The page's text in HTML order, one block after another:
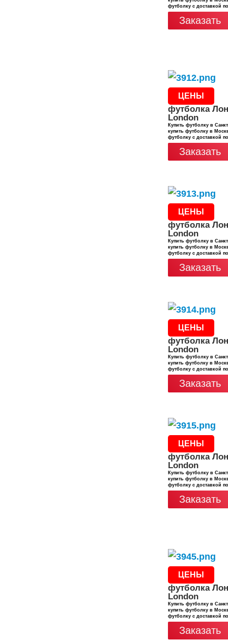
футболку с доставкой
Заказать
ЦЕНЫ
футболка
London
Купить футболку в
купить футболку в
футболку с доставкой
Заказать
ЦЕНЫ
футболка
London
Купить футболку в
купить футболку в
футболку с доставкой
Заказать
ЦЕНЫ
футболка
London
Купить футболку в
купить футболку в
футболку с доставкой
Заказать
ЦЕНЫ
футболка
London
Купить футболку в
купить футболку в
футболку с доставкой
Заказать
ЦЕНЫ
футболка
London
Купить футболку в
купить футболку в
футболку с доставкой
Заказать